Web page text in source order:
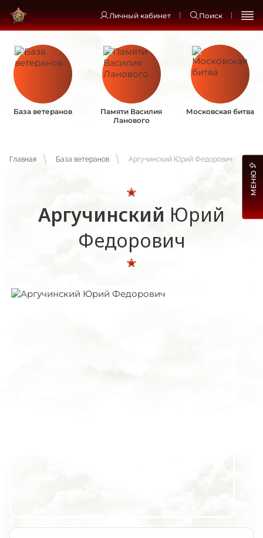
Личный кабинет Поиск
База ветеранов
Памяти Василия
Ланового
Московская битва
Главная База ветеранов Аргучинский Юрий Федорович
Аргучинский Юрий
Федорович
МЕНЮ